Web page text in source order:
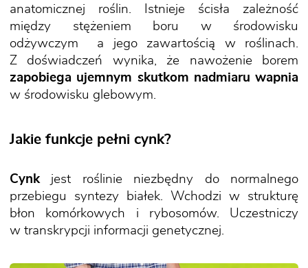
anatomicznej roślin. Istnieje ścisła zależność
między stężeniem boru w środowisku
odżywczym a jego zawartością w roślinach.
Z doświadczeń wynika, że nawożenie borem
zapobiega ujemnym skutkom nadmiaru wapnia
w środowisku glebowym.
Jakie funkcje pełni cynk?
Cynkjest roślinie niezbędny do normalnego
przebiegu syntezy białek. Wchodzi w strukturę
błon komórkowych i rybosomów. Uczestniczy
w transkrypcji informacji genetycznej.